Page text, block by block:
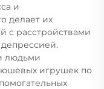
и
делает их
с расстройствами
людьми
игрушек по